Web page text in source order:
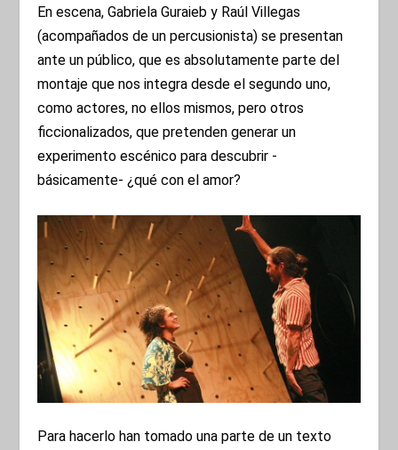
En escena, Gabriela Guraieb y Raúl Villegas
(acompañados de un percusionista) se presentan
ante un público, que es absolutamente parte del
montaje que nos integra desde el segundo uno,
como actores, no ellos mismos, pero otros
ficcionalizados, que pretenden generar un
experimento escénico para descubrir -
básicamente- ¿qué con el amor?
Para hacerlo han tomado una parte de un texto